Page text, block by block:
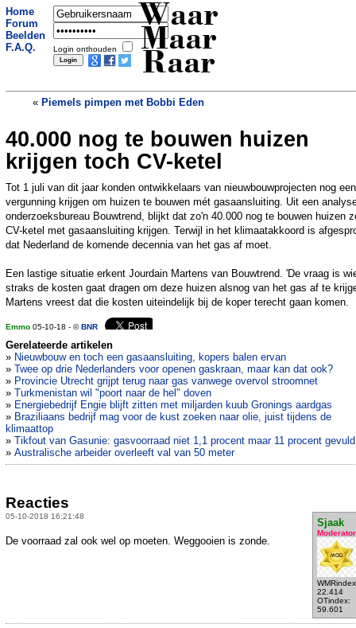
Home
Forum
Beelden
F.A.Q.
Login onthouden
Waar
Maar
Raar
« Piemels pimpen met Bobbi Eden
Dierentuin gebruikt valse pinguins
wegens een tekort aan echte»
40.000 nog te bouwen huizen
krijgen toch CV-ketel
Tot 1 juli van dit jaar konden ontwikkelaars van nieuwbouwprojecten nog een
vergunning krijgen om huizen te bouwen mét gasaansluiting. Uit een
onderzoeksbureau Bouwtrend, blijkt dat zo'n 40.000 nog te bouwen huizen
CV-ketel met gasaansluiting krijgen. Terwijl in het klimaatakkoord is
dat Nederland de komende decennia van het gas af moet.
Een lastige situatie erkent Jourdain Martens van Bouwtrend. 'De vraag is
straks de kosten gaat dragen om deze huizen alsnog van het gas af te
Martens vreest dat die kosten uiteindelijk bij de koper terecht gaan komen.
Emmo 05-10-18 - ©BNR
Gerelateerde artikelen
» Nieuwbouw en toch een gasaansluiting, kopers balen ervan
» Twee op drie Nederlanders voor openen gaskraan, maar kan dat ook?
» Provincie Utrecht grijpt terug naar gas vanwege overvol stroomnet
» Turkmenistan wil "poort naar de hel" doven
» Energiebedrijf Engie blijft zitten met miljarden kuub Gronings aardgas
» Braziliaans bedrijf mag voor de kust zoeken naar olie, juist tijdens de
klimaattop
» Tikfout van Gasunie: gasvoorraad niet 1,1 procent maar 11 procent gevuld
» Australische arbeider overleeft val van 50 meter
Reacties
05-10-2018 16:21:48
Sjaak
Moderator
22.414
OTindex:
59.601
De voorraad zal ook wel op moeten. Weggooien is zonde.